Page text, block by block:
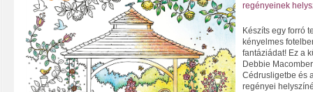
regényeinek
Készíts egy forró
kényelmes
fantáziádat! Ez a
Debbie
Cédrusligetbe és
regényei